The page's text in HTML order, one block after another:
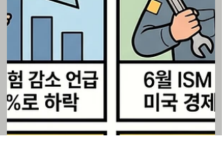
된 스페이스X가 6% 이상 급락한 반면 리비
안은 대규모 유상증자 발표로 폭락 연출 미
국 주식 시황 ▶ 다우 지수 53000 기록 후 3
대 지수 하락 전환 미국 증시는 다우지수가
장중 53000 고지를 처음으로 돌파하며 기
세를 올렸으나 이내 차익 매물에 밀려 3대
지수 모